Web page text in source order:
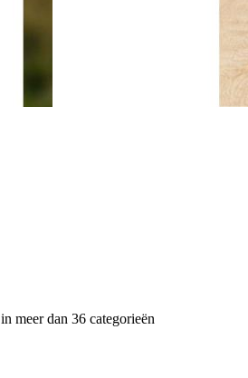
in meer dan 36 categorieën